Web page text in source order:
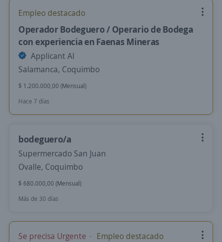
Empleo destacado
Operador Bodeguero / Operario de Bodega
con experiencia en Faenas Mineras
Applicant AI
Salamanca, Coquimbo
$ 1.200.000,00 (Mensual)
Hace 7 días
bodeguero/a
Supermercado San Juan
Ovalle, Coquimbo
$ 680.000,00 (Mensual)
Más de 30 días
Se precisa Urgente Empleo destacado